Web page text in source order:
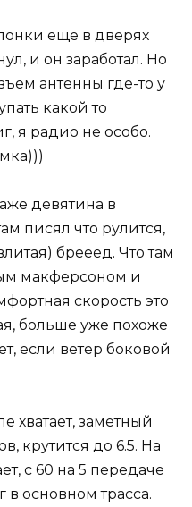
ещё в дверях
и он заработал. Но
антенны где-то у
какой то
я радио не особо.
девятина в
писял что рулится,
брееед. Что там
макферсоном и
скорость это
больше уже похоже
если ветер боковой
хватает, заметный
крутится до 6.5. На
с 60 на 5 передаче
в основном трасса.